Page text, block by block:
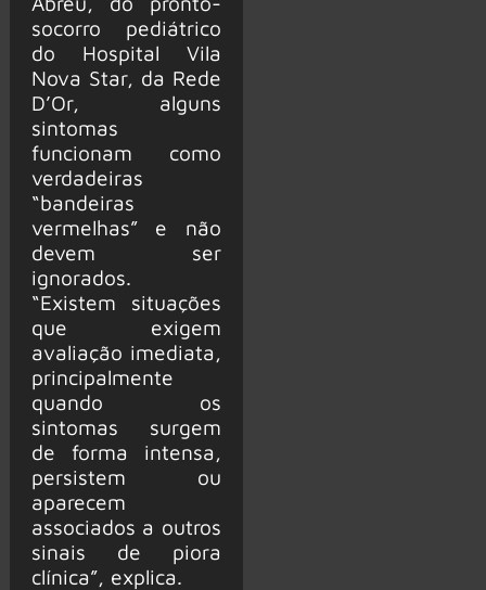
socorro pediátrico
do Hospital Vila
Nova Star, da Rede
D’Or, alguns
sintomas
funcionam como
verdadeiras
“bandeiras
vermelhas” e não
devem ser
ignorados.
“Existem situações
que exigem
avaliação imediata,
principalmente
quando os
sintomas surgem
de forma intensa,
persistem ou
aparecem
associados a outros
sinais de piora
clínica”, explica.